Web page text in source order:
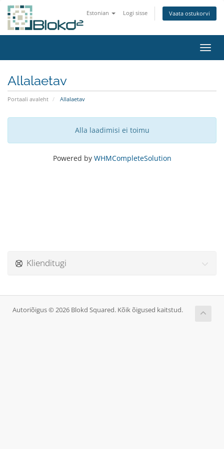
Estonian Logi sisse Vaata ostukorvi
Allalaetav
Portaali avaleht Allalaetav
Alla laadimisi ei toimu
Powered by WHMCompleteSolution
Klienditugi
Autoriõigus © 2026 Blokd Squared. Kõik õigused kaitstud.